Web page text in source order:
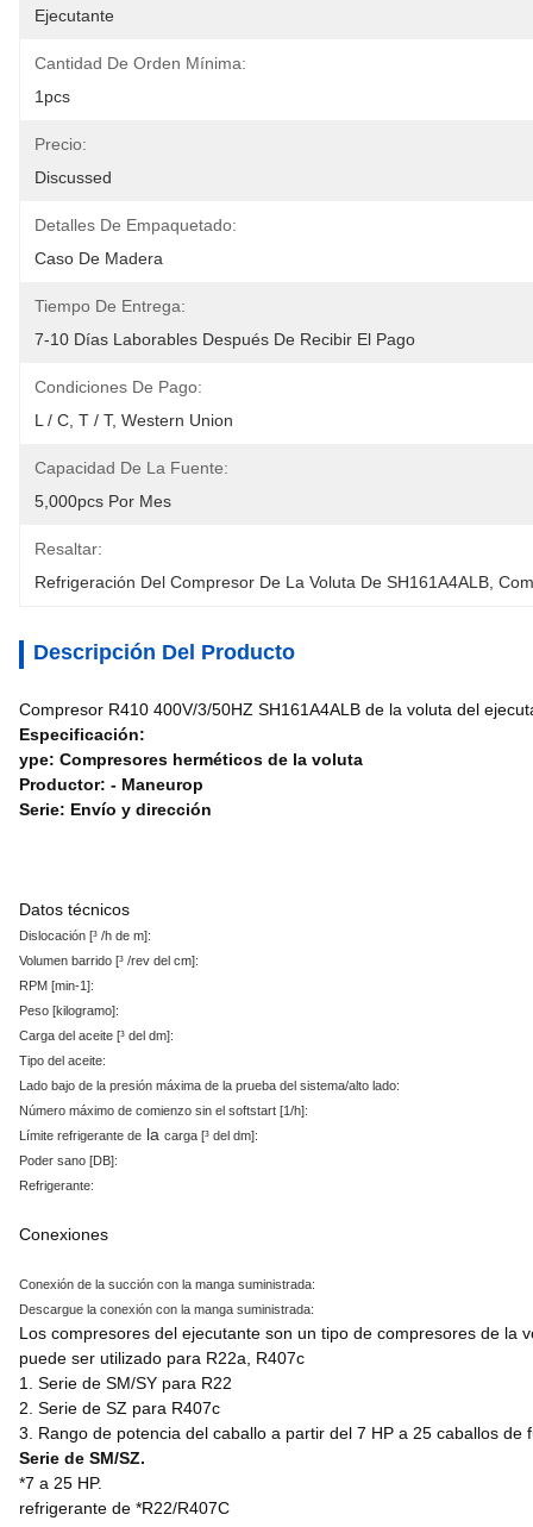
Ejecutante
Cantidad De Orden Mínima:
1pcs
Precio:
Discussed
Detalles De Empaquetado:
Caso De Madera
Tiempo De Entrega:
7-10 Días Laborables Después De Recibir El Pago
Condiciones De Pago:
L / C, T / T, Western Union
Capacidad De La Fuente:
5,000pcs Por Mes
Resaltar:
Refrigeración Del Compresor De La Voluta De SH161A4ALB
Descripción Del Producto
Compresor R410 400V/3/50HZ SH161A4ALB de la voluta del
Especificación:
ype: Compresores herméticos de la voluta
Productor: - Maneurop
Serie: Envío y dirección
Datos técnicos
Dislocación [³ /h de m]:
Volumen barrido [³ /rev del cm]:
RPM [min-1]:
Peso [kilogramo]:
Carga del aceite [³ del dm]:
Tipo del aceite:
Lado bajo de la presión máxima de la prueba del sistema/alto lado:
Número máximo de comienzo sin el softstart [1/h]:
Límite refrigerante de la carga [³ del dm]:
Poder sano [DB]:
Refrigerante:
Conexiones
Conexión de la succión con la manga suministrada:
Descargue la conexión con la manga suministrada:
Los compresores del ejecutante son un tipo de compresores de la
puede ser utilizado para R22a, R407c
1. Serie de SM/SY para R22
2. Serie de SZ para R407c
3. Rango de potencia del caballo a partir del 7 HP a 25 caballos de
Serie de SM/SZ.
*7 a 25 HP.
refrigerante de *R22/R407C